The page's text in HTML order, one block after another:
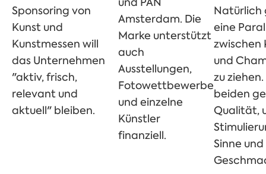
Sponsoring von
Kunst und
Kunstmessen will
das Unternehmen
"aktiv, frisch,
relevant und
aktuell" bleiben.
Amsterdam. Die
Marke unterstützt
auch
Ausstellungen,
Fotowettbewerbe
und einzelne
Künstler
finanziell.
Natürlich
eine
zwischen
und
zu
beiden
Qualität,
Sinne